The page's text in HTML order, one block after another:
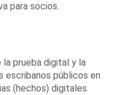
para socios.
prueba digital y la
escribanos públicos en
(hechos) digitales.